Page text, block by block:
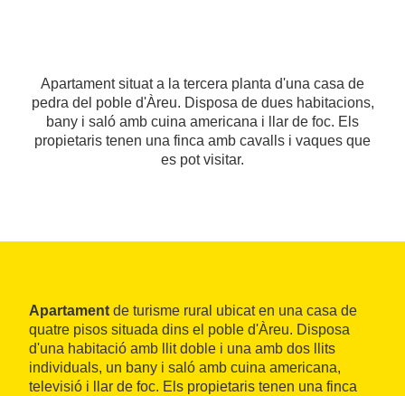
Apartament situat a la tercera planta d'una casa de
pedra del poble d'Àreu. Disposa de dues habitacions,
bany i saló amb cuina americana i llar de foc. Els
propietaris tenen una finca amb cavalls i vaques que
es pot visitar.
Apartament de turisme rural ubicat en una casa de
quatre pisos situada dins el poble d'Àreu. Disposa
d'una habitació amb llit doble i una amb dos llits
individuals, un bany i saló amb cuina americana,
televisió i llar de foc. Els propietaris tenen una finca